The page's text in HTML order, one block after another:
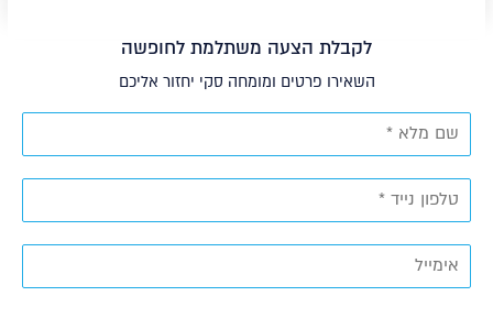
לקבלת הצעה משתלמת לחופשה
השאירו פרטים ומומחה סקי יחזור אליכם